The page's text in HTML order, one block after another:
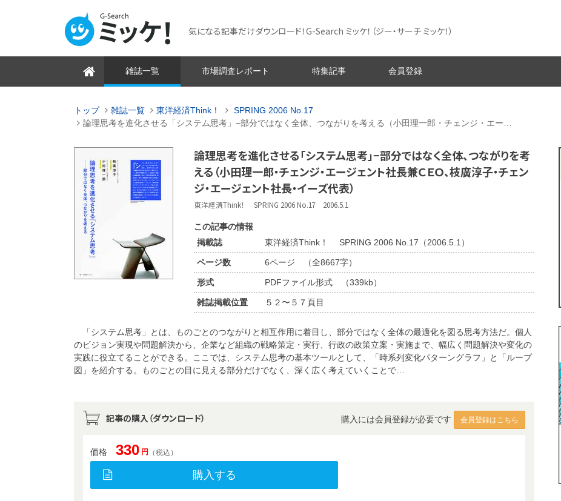
気になる記事だけダウンロード！G-Search ミッケ！ （ジー・サーチ ミッケ！）
雑誌一覧 市場調査レポート 特集記事 会員登録
トップ 雑誌一覧 東洋経済Think！
SPRING 2006 No.17
論理思考を進化させる「システム思考」−部分ではなく全体、つながりを考える（小田理一郎・チェンジ・エー…
論理思考を進化させる「システム思考」−部分ではなく全体、つながりを考
える（小田理一郎・チェンジ・エージェント社長兼ＣＥＯ、枝廣淳子・チェン
ジ・エージェント社長・イーズ代表）
東洋経済Think！ SPRING 2006 No.17 2006.5.1
この記事の情報
掲載誌
東洋経済Think！ SPRING 2006 No.17（2006.5.1）
ページ数 6ページ （全8667字）
形式 PDFファイル形式 （339kb）
雑誌掲載位置 ５２〜５７頁目
「システム思考」とは、ものごとのつながりと相互作用に着目し、部分ではなく全体の最適化を図る思考方法だ。個人
のビジョン実現や問題解決から、企業など組織の戦略策定・実行、行政の政策立案・実施まで、幅広く問題解決や変化の
実践に役立てることができる。ここでは、システム思考の基本ツールとして、「時系列変化パターングラフ」と「ループ
図」を紹介する。ものごとの目に見える部分だけでなく、深く広く考えていくことで…
記事の購入（ダウンロード） 購入には会員登録が必要です 会員登録はこちら
価格 330 円 （税込）
購入する